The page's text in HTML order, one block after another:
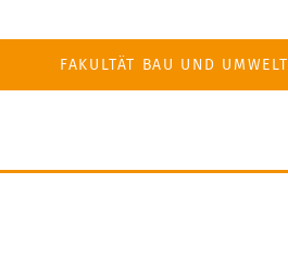
FAKULTÄT BAU UND UMWELT